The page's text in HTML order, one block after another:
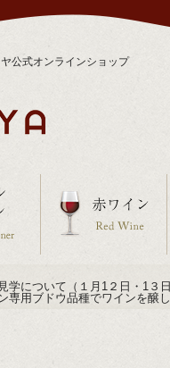
公式オンラインショップ
学について（１月1２日・1３
専用ブドウ品種でワインを醸